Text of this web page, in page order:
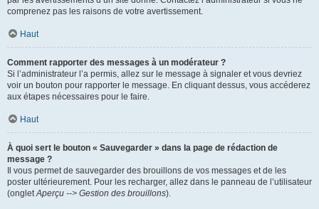
comprenez pas les raisons de votre avertissement.
Haut
Comment rapporter des messages à un modérateur ?
Si l’administrateur l’a permis, allez sur le message à signaler et vous devriez
voir un bouton pour rapporter le message. En cliquant dessus, vous accéderez
aux étapes nécessaires pour le faire.
Haut
À quoi sert le bouton « Sauvegarder » dans la page de rédaction de
message ?
Il vous permet de sauvegarder des brouillons de vos messages et de les
poster ultérieurement. Pour les recharger, allez dans le panneau de l’utilisateur
(ongletAperçu --> Gestion des brouillons).